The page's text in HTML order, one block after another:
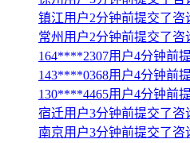
镇江用户2分钟前提交了咨
常州用户2分钟前提交了咨
164****2307用户4分钟前
143****0368用户4分钟前
130****4465用户4分钟前
宿迁用户3分钟前提交了咨
南京用户3分钟前提交了咨